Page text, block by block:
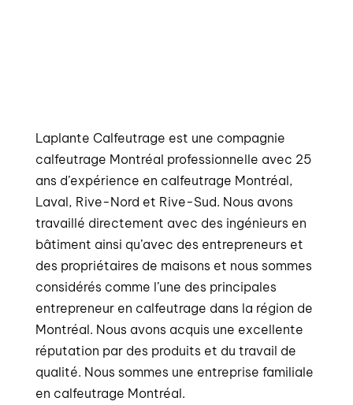
Laplante Calfeutrage est une compagnie
calfeutrage Montréal professionnelle avec 25
ans d’expérience en calfeutrage Montréal,
Laval, Rive-Nord et Rive-Sud. Nous avons
travaillé directement avec des ingénieurs en
bâtiment ainsi qu’avec des entrepreneurs et
des propriétaires de maisons et nous sommes
considérés comme l’une des principales
entrepreneur en calfeutrage dans la région de
Montréal. Nous avons acquis une excellente
réputation par des produits et du travail de
qualité. Nous sommes une entreprise familiale
en calfeutrage Montréal.